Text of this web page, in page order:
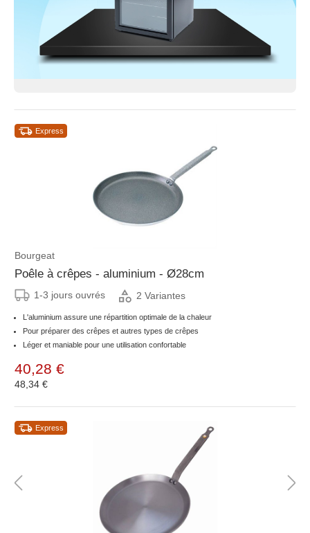
Express
Bourgeat
Poêle à crêpes - aluminium - Ø28cm
1-3 jours ouvrés 2 Variantes
L'aluminium assure une répartition optimale de la chaleur
Pour préparer des crêpes et autres types de crêpes
Léger et maniable pour une utilisation confortable
40,28 €
48,34 €
Express